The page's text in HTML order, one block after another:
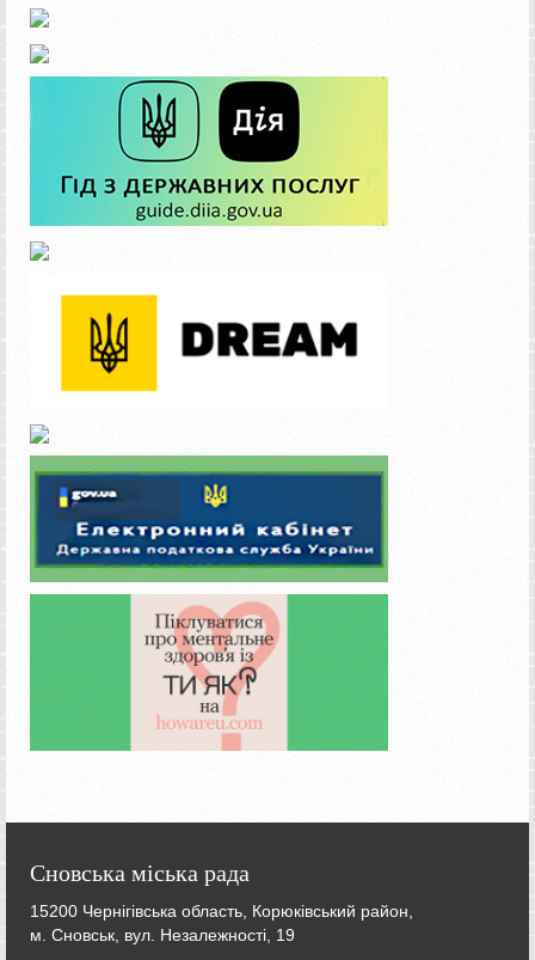
Сновська міська рада
15200 Чернігівська область, Корюківський район,
м. Сновськ, вул. Незалежності, 19